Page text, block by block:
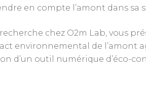
en compte l’amont dans sa
chez O2m Lab, vous
environnemental de l’amont
d’un outil numérique d’éco-